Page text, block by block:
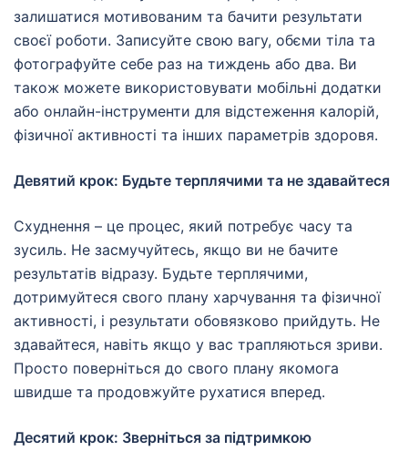
залишатися мотивованим та бачити результати
своєї роботи. Записуйте свою вагу, обєми тіла та
фотографуйте себе раз на тиждень або два. Ви
також можете використовувати мобільні додатки
або онлайн-інструменти для відстеження калорій,
фізичної активності та інших параметрів здоровя.
Девятий крок: Будьте терплячими та не здавайтеся
Схуднення – це процес, який потребує часу та
зусиль. Не засмучуйтесь, якщо ви не бачите
результатів відразу. Будьте терплячими,
дотримуйтеся свого плану харчування та фізичної
активності, і результати обовязково прийдуть. Не
здавайтеся, навіть якщо у вас трапляються зриви.
Просто поверніться до свого плану якомога
швидше та продовжуйте рухатися вперед.
Десятий крок: Зверніться за підтримкою